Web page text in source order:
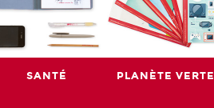
SANTÉ PLANÈTE VERTE